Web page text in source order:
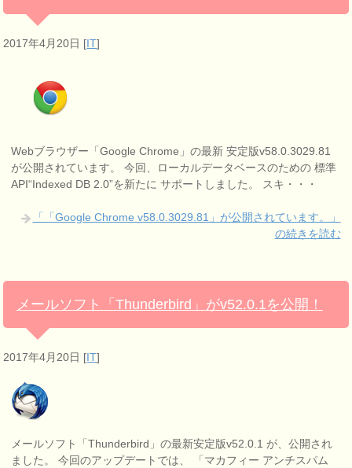
2017年4月20日 [IT]
Webブラウザー「Google Chrome」の最新 安定版v58.0.3029.81
が公開されています。 今回、ローカルデータベースのための 標準
API“Indexed DB 2.0”を新たに サポートしました。 スキ・・・
「「Google Chrome v58.0.3029.81」が公開されています。」
の続きを読む
メールソフト「Thunderbird」がv52.0.1を公開！
2017年4月20日 [IT]
メールソフト「Thunderbird」の最新安定版v52.0.1 が、公開され
ました。 今回のアップデートでは、 「マカフィー アンチスパム